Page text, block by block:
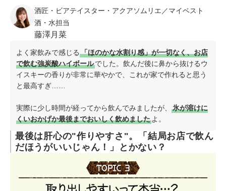
酒匠・ビアテイスター・アクアソムリエ／マイベスト
酒・水担当
藤澤月菜
よく家飲みで感じる 「ほのかな水割り感」が一切なく、お店
で飲む強炭酸ハイボールでした。飲んだ後に鼻から抜けるウ
イスキーの香りが非常に華やかで、これが家で作れると思う
と最高すぎ……
実際に少し時間が経ってから飲んでみましたが、
氷が溶けに
くいおかげか最後までおいしく飲めました よ。
最後は肝心の"作りやすさ"。「結局お店で飲ん
だほうがいいじゃん！」とかない？